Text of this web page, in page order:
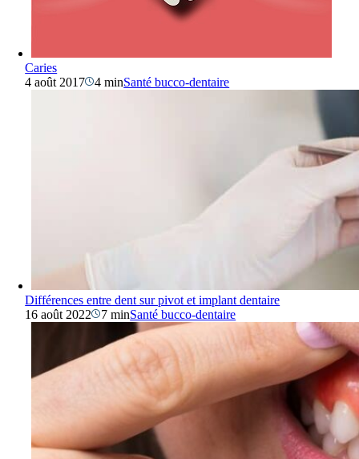
Caries
4 août 2017
4 minSanté bucco-dentaire
Différences entre dent sur pivot et implant dentaire
16 août 2022
7 minSanté bucco-dentaire